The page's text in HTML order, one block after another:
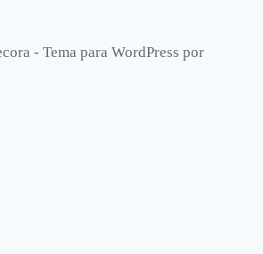
- Tema para WordPress por